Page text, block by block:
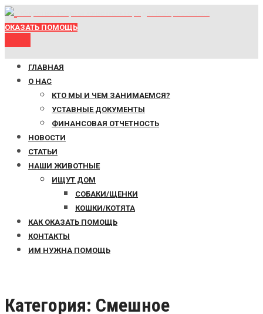
ОКАЗАТЬ ПОМОЩЬ
ГЛАВНАЯ
О НАС
КТО МЫ И ЧЕМ ЗАНИМАЕМСЯ?
УСТАВНЫЕ ДОКУМЕНТЫ
ФИНАНСОВАЯ ОТЧЕТНОСТЬ
НОВОСТИ
СТАТЬИ
НАШИ ЖИВОТНЫЕ
ИЩУТ ДОМ
СОБАКИ/ЩЕНКИ
КОШКИ/КОТЯТА
КАК ОКАЗАТЬ ПОМОЩЬ
КОНТАКТЫ
ИМ НУЖНА ПОМОЩЬ
Категория: Смешное